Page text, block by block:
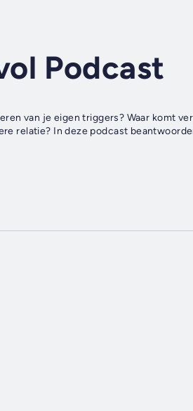
Podcast
van je eigen triggers? Waar komt
relatie? In deze podcast